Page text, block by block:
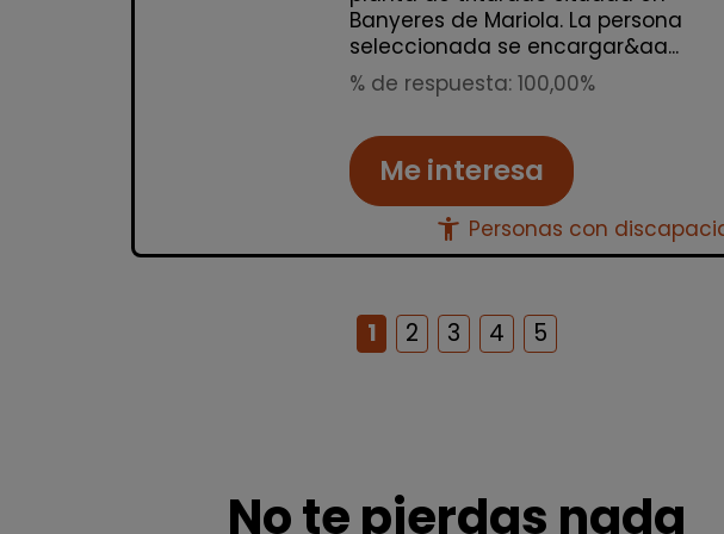
Banyeres de Mariola. La persona
seleccionada se encargar&aa...
% de respuesta: 100,00%
Me interesa
accessibility_new Personas con
1 2 3 4 5
No te pierdas nada